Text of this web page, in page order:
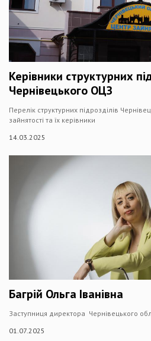
Керівники структурних
Чернівецького ОЦЗ
Перелік структурних підрозділів
зайнятості та їх керівники
14.03.2025
Багрій Ольга Іванівна
Заступниця директора Чернівецького
01.07.2025